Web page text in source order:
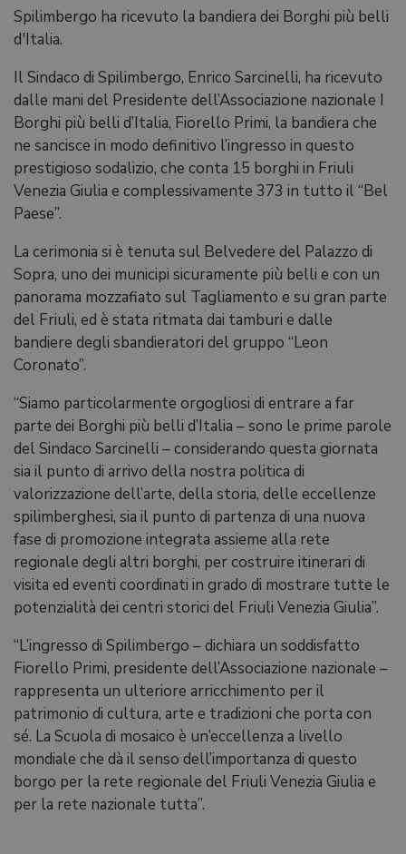
Spilimbergo ha ricevuto la bandiera dei Borghi più belli
d'Italia.
Il Sindaco di Spilimbergo, Enrico Sarcinelli, ha ricevuto
dalle mani del Presidente dell’Associazione nazionale I
Borghi più belli d’Italia, Fiorello Primi, la bandiera che
ne sancisce in modo definitivo l’ingresso in questo
prestigioso sodalizio, che conta 15 borghi in Friuli
Venezia Giulia e complessivamente 373 in tutto il “Bel
Paese”.
La cerimonia si è tenuta sul Belvedere del Palazzo di
Sopra, uno dei municipi sicuramente più belli e con un
panorama mozzafiato sul Tagliamento e su gran parte
del Friuli, ed è stata ritmata dai tamburi e dalle
bandiere degli sbandieratori del gruppo “Leon
Coronato”.
“Siamo particolarmente orgogliosi di entrare a far
parte dei Borghi più belli d’Italia – sono le prime parole
del Sindaco Sarcinelli – considerando questa giornata
sia il punto di arrivo della nostra politica di
valorizzazione dell’arte, della storia, delle eccellenze
spilimberghesi, sia il punto di partenza di una nuova
fase di promozione integrata assieme alla rete
regionale degli altri borghi, per costruire itinerari di
visita ed eventi coordinati in grado di mostrare tutte le
potenzialità dei centri storici del Friuli Venezia Giulia”.
“L’ingresso di Spilimbergo – dichiara un soddisfatto
Fiorello Primi, presidente dell’Associazione nazionale –
rappresenta un ulteriore arricchimento per il
patrimonio di cultura, arte e tradizioni che porta con
sé. La Scuola di mosaico è un’eccellenza a livello
mondiale che dà il senso dell’importanza di questo
borgo per la rete regionale del Friuli Venezia Giulia e
per la rete nazionale tutta”.